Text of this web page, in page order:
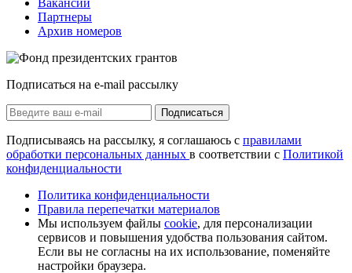
Партнеры
Архив номеров
Подписаться на e-mail рассылку
Подписаться
Подписываясь на рассылку, я соглашаюсь с правилами
обработки персональных данных в соответствии с Политикой
конфиденциальности
Политика конфиденциальности
Правила перепечатки материалов
Мы используем файлы cookie, для персонализации
сервисов и повышения удобства пользования сайтом.
Если вы не согласны на их использование, поменяйте
настройки браузера.